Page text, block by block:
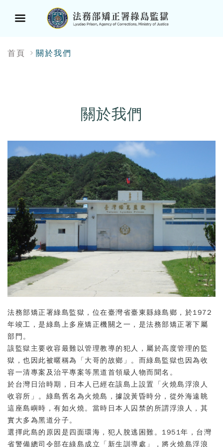
單
首頁 關於我們
關於我們
法務部矯正署綠島監獄，位在臺灣省臺東縣綠島鄉，於1972
年竣工，是綠島上多座矯正機關之一，是法務部矯正署下屬
部門。
該監獄主要收容最難以管理教導的犯人，屬於高度管理的監
獄，也因此被暱稱為「大哥的故鄉」。而綠島監獄也因為收
容一清專案及治平專案等黑道首領級人物而聞名。
於台灣日治時期，日本人已經在該島上設置「火燒島浮浪人
收容所」。綠島舊名為火燒島，據說黃昏時分，從外海遠眺
這座島嶼時，有如火燒。當時日本人囚禁的所謂浮浪人，其
實大多為黑道分子。
選擇此島的原因是四面環海，犯人脫逃困難。 1951年，台灣
省警備總司令部在綠島成立「新生訓導處」，將火燒島浮浪